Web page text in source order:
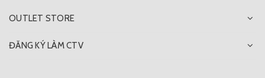
OUTLET STORE
ĐĂNG KÝ LÀM CTV